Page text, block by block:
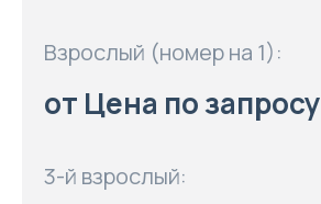
Взрослый (номер на 1):
от Цена по запросу
3-й взрослый: